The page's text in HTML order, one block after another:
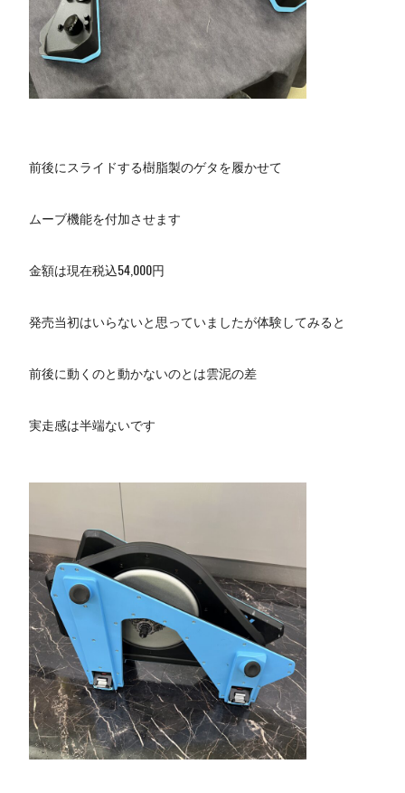
前後にスライドする樹脂製のゲタを履かせて
ムーブ機能を付加させます
金額は現在税込54,000円
発売当初はいらないと思っていましたが体験してみると
前後に動くのと動かないのとは雲泥の差
実走感は半端ないです